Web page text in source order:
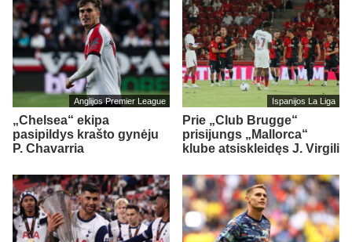
Anglijos Premier League
„Chelsea“ ekipa
pasipildys krašto gynėju
P. Chavarria
Ispanijos La Liga
Prie „Club Brugge“
prisijungs „Mallorca“
klube atsiskleidęs J. Virgili